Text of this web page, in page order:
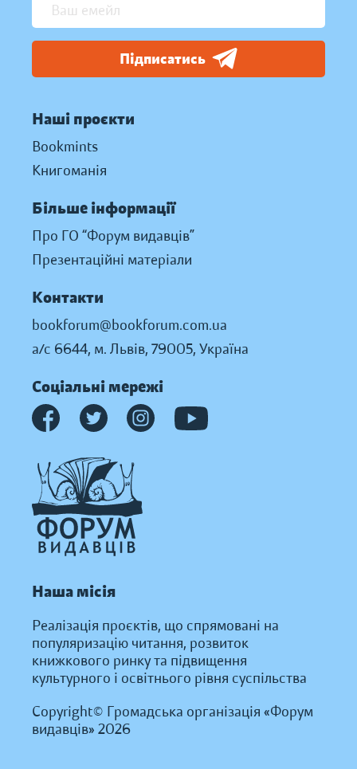
Підписатись
Наші проєкти
Bookmints
Книгоманія
Більше інформації
Про ГО “Форум видавців”
Презентаційні матеріали
Контакти
bookforum@bookforum.com.ua
а/с 6644, м. Львів, 79005, Україна
Соціальні мережі
Наша місія
Реалізація проєктів, що спрямовані на
популяризацію читання, розвиток
книжкового ринку та підвищення
культурного і освітнього рівня суспільства
Copyright© Громадська організація «Форум
видавців» 2026